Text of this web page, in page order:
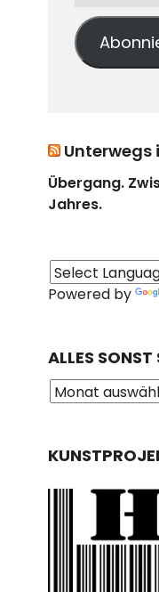
Unterwegs
Übergang.
Jahres.
Powered by
ALLES